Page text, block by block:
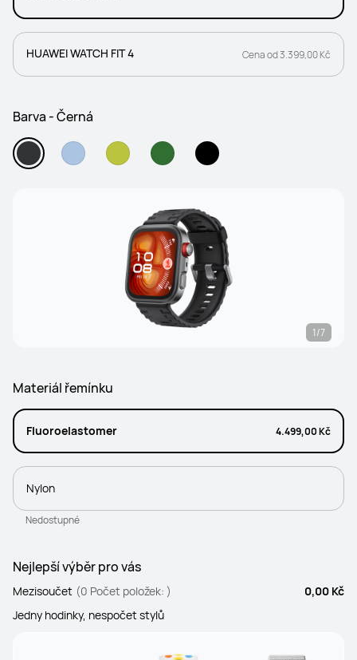
HUAWEI WATCH FIT 4 Cena od 3.399,00 Kč
Barva - Černá
1/7
Materiál řemínku
Fluoroelastomer 4.499,00 Kč
Nylon
Nedostupné
Nejlepší výběr pro vás
Mezisoučet (0 Počet položek: )
0,00 Kč
Jedny hodinky, nespočet stylů